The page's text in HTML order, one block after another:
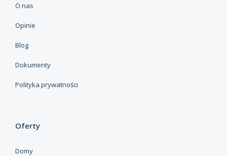
O nas
Opinie
Blog
Dokumenty
Polityka prywatności
Oferty
Domy